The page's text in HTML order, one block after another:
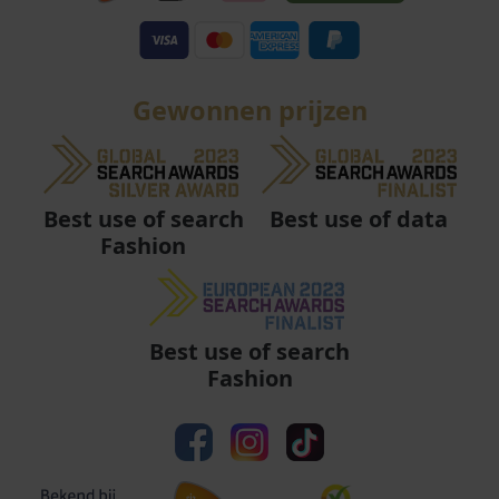
Gewonnen prijzen
Best use of search
Fashion
Best use of data
Best use of search
Fashion